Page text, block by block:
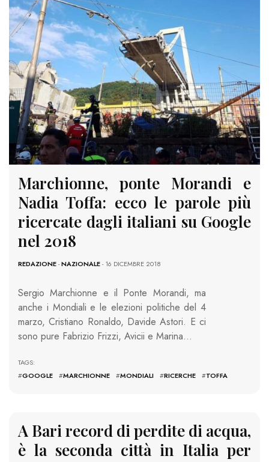
Marchionne, ponte Morandi e
Nadia Toffa: ecco le parole più
ricercate dagli italiani su Google
nel 2018
REDAZIONE-NAZIONALE- 16 DICEMBRE 2018
Sergio Marchionne e il Ponte Morandi, ma
anche i Mondiali e le elezioni politiche del 4
marzo, Cristiano Ronaldo, Davide Astori. E ci
sono pure Fabrizio Frizzi, Avicii e Marina…
TAGS:
#GOOGLE #MARCHIONNE #MONDIALI #RICERCHE #TOFFA
A Bari record di perdite di acqua,
è la seconda città in Italia per